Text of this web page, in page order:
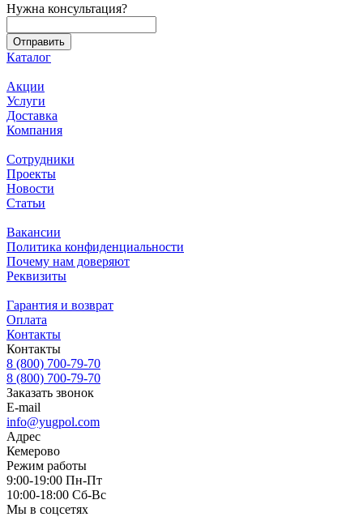
Нужна консультация?
Каталог
Акции
Услуги
Доставка
Компания
Сотрудники
Проекты
Новости
Статьи
Вакансии
Политика конфиденциальности
Почему нам доверяют
Реквизиты
Гарантия и возврат
Оплата
Контакты
Контакты
8 (800) 700-79-70
8 (800) 700-79-70
Заказать звонок
E-mail
info@yugpol.com
Адрес
Кемерово
Режим работы
9:00-19:00 Пн-Пт
10:00-18:00 Cб-Вс
Мы в соцсетях